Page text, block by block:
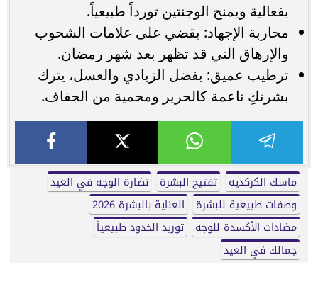
بفعالية ويمنح الوجنتين تورداً طبيعياً.
محاربة الإجهاد: يقضي على علامات الشحوب
والإرهاق التي قد تظهر بعد شهر رمضان.
ترطيب عميق: بفضل الزبادي والعسل، يترك
بشرتكِ ناعمة كالحرير ومحمية من الجفاف.
ماسك الكركديه تفتيح البشرة
نضارة الوجه في العيد
وصفات طبيعية للبشرة
العناية بالبشرة 2026
مضادات الأكسدة للوجه
توريد الخدود طبيعياً
جمالك في العيد